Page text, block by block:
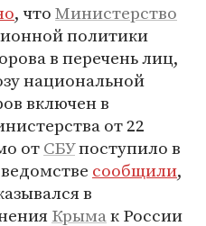
, чтоМинистерство
политики
в перечень лиц,
национальной
включен в
от 22
отСБУпоступило в
сообщили,
в
Крымак России